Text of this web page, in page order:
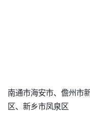
南通市海安市、儋州市
区、新乡市凤泉区